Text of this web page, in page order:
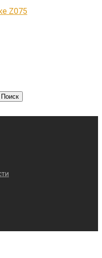
Z075
Поиск